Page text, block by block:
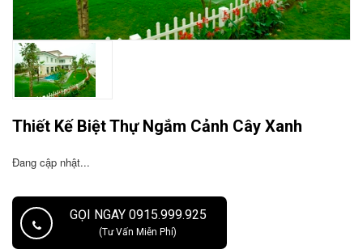
Thiết Kế Biệt Thự Ngắm Cảnh Cây Xanh
Đang cập nhật...
GỌI NGAY 0915.999.925
(Tư Vấn Miễn Phí)